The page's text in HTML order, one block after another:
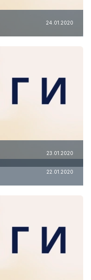
24.01.2020
23.01.2020
22.01.2020